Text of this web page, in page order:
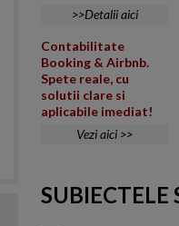
>>Detalii aici
Contabilitate
Booking & Airbnb.
Spete reale, cu
solutii clare si
aplicabile imediat!
Vezi aici >>